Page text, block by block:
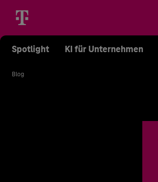
Spotlight KI für Unternehmen
Blog